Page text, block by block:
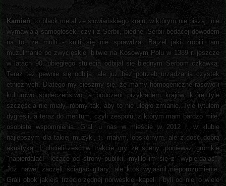
Kamień, to black metal ze słowiańskiego kraju, w którym nie piszą i nie
wymawiają samogłosek, czyli z Serbii, biednej Serbii będącej dowodem
na to, że multi - kulti się nie sprawdza. Bajzel jaki zrobili tam
muzułmanie po zwycięskiej bitwie na Kosowym Polu w 1389 r. jeszcze
w latach 90. ubiegłego stulecia odbijał się biednym Serbom czkawką.
Teraz też pewnie się odbija, ale już bez potrzeb urządzania czystek
etnicznych. Dlatego my cieszmy się, że mamy homogeniczne rasowo i
kulturowo społeczeństwo, a pouczeni przykładem krajów, które tyle
szczęścia nie miały, róbmy tak, aby to nie uległo zmianie. Tyle tytułem
dygresji, a teraz do meritum, czyli zespołu, z którym mam bardzo miłe,
osobiste wspomnienia. Grali u nas w mieście w 2012 r. w klubie
najlepszym dla takiej muzyki, tj. małym, obskórnym, ale z dość dobrą
akustyką. I chcieli ześć w trakcie gry ze sceny, ponieważ gromkie
"napierdalać!" lecące od strony publiki, myliło im się z "wypierdalać".
Już nawet zaczęli ściągać gitary, ale ktoś wyjaśnił nieporozumienie.
Grali obok jakiejś trzeciorzędnej norweskiej kapeli i byli od niej o wiele